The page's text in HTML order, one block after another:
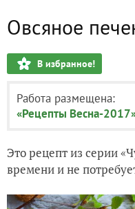
Овсяное
В избранное!
Работа размещена:
«Рецепты Весна-
Это рецепт из серии
времени и не